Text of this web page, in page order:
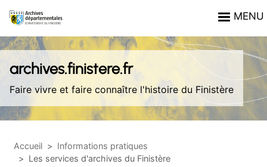
archives.finistere.fr
Faire vivre et faire connaître l'histoire du Finistère
MENU
Accueil
Informations pratiques
Les services d'archives du Finistère
Panneau de gestion des cookies